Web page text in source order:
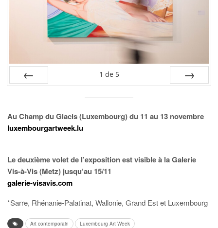
1 de 5
Au Champ du Glacis (Luxembourg) du 11 au 13 novembre
luxembourgartweek.lu
Le deuxième volet de l’exposition est visible à la Galerie
Vis-à-Vis (Metz) jusqu’au 15/11
galerie-visavis.com
*Sarre, Rhénanie-Palatinat, Wallonie, Grand Est et Luxembourg
Art contemporain Luxembourg Art Week